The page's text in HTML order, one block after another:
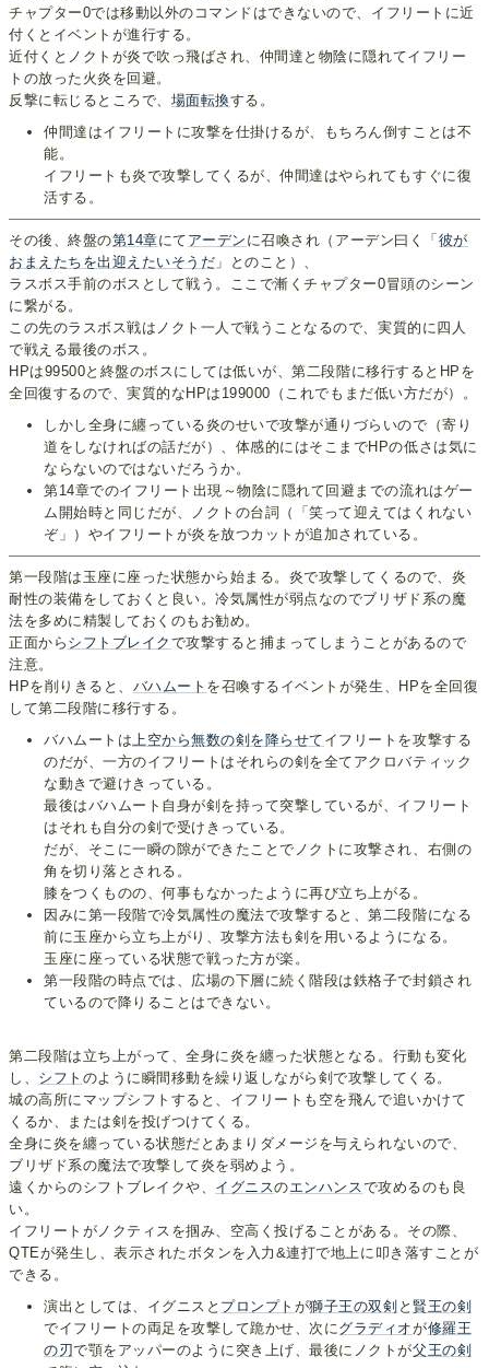
チャプター0では移動以外のコマンドはできないので、イフリートに近
付くとイベントが進行する。
近付くとノクトが炎で吹っ飛ばされ、仲間達と物陰に隠れてイフリー
トの放った火炎を回避。
反撃に転じるところで、 場面転換する。
仲間達はイフリートに攻撃を仕掛けるが、もちろん倒すことは不
能。
イフリートも炎で攻撃してくるが、仲間達はやられてもすぐに復
活する。
その後、終盤の第14章にて アーデン に召喚され（アーデン曰く「 彼が
おまえたちを出迎えたいそうだ 」とのこと）、
ラスボス手前のボスとして戦う。ここで漸くチャプター0冒頭のシーン
に繋がる。
この先のラスボス戦はノクト一人で戦うことなるので、実質的に四人
で戦える最後のボス。
HPは99500と終盤のボスにしては低いが、第二段階に移行するとHPを
全回復するので、実質的なHPは199000（これでもまだ低い方だが）。
しかし全身に纏っている炎のせいで攻撃が通りづらいので（寄り
道をしなければの話だが）、体感的にはそこまでHPの低さは気に
ならないのではないだろうか。
第14章でのイフリート出現～物陰に隠れて回避までの流れはゲー
ム開始時と同じだが、ノクトの台詞（「笑って迎えてはくれない
ぞ」）やイフリートが炎を放つカットが追加されている。
第一段階は玉座に座った状態から始まる。炎で攻撃してくるので、炎
耐性の装備をしておくと良い。冷気属性が弱点なのでブリザド系の魔
法を多めに精製しておくのもお勧め。
正面から シフトブレイク で攻撃すると捕まってしまうことがあるので
注意。
HPを削りきると、 バハムート を召喚するイベントが発生、HPを全回復
して第二段階に移行する。
バハムートは上空から無数の剣を降らせて イフリートを攻撃する
のだが、一方のイフリートはそれらの剣を全てアクロバティック
な動きで避けきっている。
最後はバハムート自身が剣を持って突撃しているが、イフリート
はそれも自分の剣で受けきっている。
だが、そこに一瞬の隙ができたことでノクトに攻撃され、右側の
角を切り落とされる。
膝をつくものの、何事もなかったように再び立ち上がる。
因みに第一段階で冷気属性の魔法で攻撃すると、第二段階になる
前に玉座から立ち上がり、攻撃方法も剣を用いるようになる。
玉座に座っている状態で戦った方が楽。
第一段階の時点では、広場の下層に続く階段は鉄格子で封鎖され
ているので降りることはできない。
第二段階は立ち上がって、全身に炎を纏った状態となる。行動も変化
し、 シフト のように瞬間移動を繰り返しながら剣で攻撃してくる。
城の高所にマップシフトすると、イフリートも空を飛んで追いかけて
くるか、または剣を投げつけてくる。
全身に炎を纏っている状態だとあまりダメージを与えられないので、
ブリザド系の魔法で攻撃して炎を弱めよう。
遠くからのシフトブレイクや、 イグニスのエンハンスで攻めるのも良
い。
イフリートがノクティスを掴み、空高く投げることがある。その際、
QTEが発生し、表示されたボタンを入力&連打で地上に叩き落すことが
できる。
演出としては、イグニスと プロンプト が獅子王の双剣 と賢王の剣
でイフリートの両足を攻撃して跪かせ、次にグラディオが修羅王
の刃で顎をアッパーのように突き上げ、最後にノクトが父王の剣